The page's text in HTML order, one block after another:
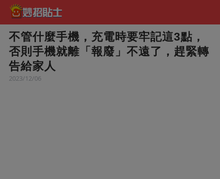
不管什麼手機，充電時要牢記這3點，
否則手機就離「報廢」不遠了，趕緊轉
告給家人
2023/12/06